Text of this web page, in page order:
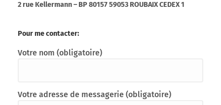
2 rue Kellermann – BP 80157 59053 ROUBAIX CEDEX 1
Pour me contacter:
Votre nom (obligatoire)
Votre adresse de messagerie (obligatoire)